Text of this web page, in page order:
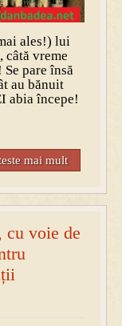
ales!) lui
câtă vreme
pare însă
au bănuit
abia începe!
mai mult
voie de